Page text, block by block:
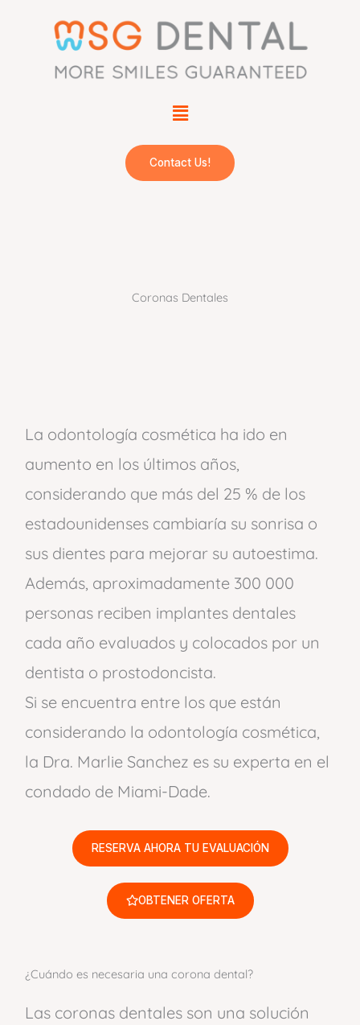
Menu
Contact Us!
Coronas Dentales
La odontología cosmética ha ido en
aumento en los últimos años,
considerando que más del 25 % de los
estadounidenses cambiaría su sonrisa o
sus dientes para mejorar su autoestima.
Además, aproximadamente 300 000
personas reciben implantes dentales
cada año evaluados y colocados por un
dentista o prostodoncista.
Si se encuentra entre los que están
considerando la odontología cosmética,
la Dra. Marlie Sanchez es su experta en el
condado de Miami-Dade.
RESERVA AHORA TU EVALUACIÓN
OBTENER OFERTA
¿Cuándo es necesaria una corona dental?
Las coronas dentales son una solución